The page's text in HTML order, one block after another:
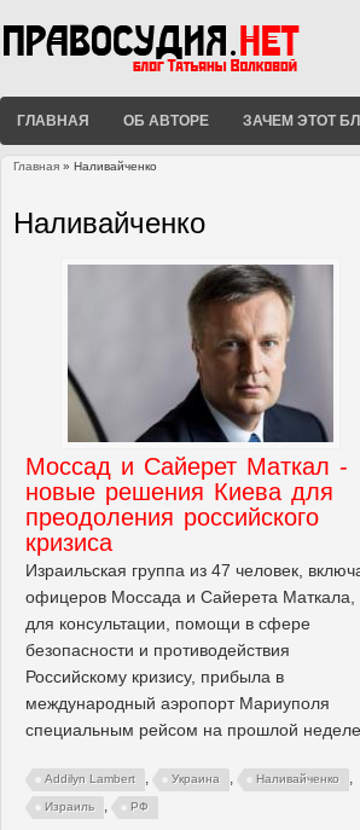
ГЛАВНАЯ ОБ АВТОРЕ ЗАЧЕМ ЭТОТ
Главная » Наливайченко
Наливайченко
Моссад и Сайерет Маткал -
новые решения Киева для
преодоления российского
кризиса
Израильская группа из 47 человек,
офицеров Моссада и Сайерета Маткала,
для консультации, помощи в сфере
безопасности и противодействия
Российскому кризису, прибыла в
международный аэропорт Мариуполя
специальным рейсом на прошлой неделе.
Addilyn Lambert , Украина , Наливайченко ,
Израиль , РФ